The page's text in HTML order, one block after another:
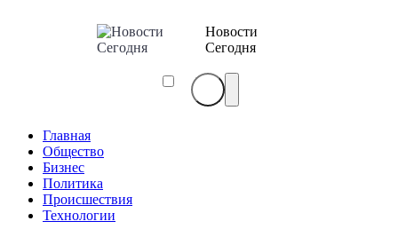
Новости
Сегодня
Главная
Общество
Бизнес
Политика
Происшествия
Технологии